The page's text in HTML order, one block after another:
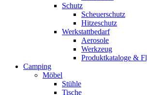
Schutz
Scheuerschutz
Hitzeschutz
Werkstattbedarf
Aerosole
Werkzeug
Produktkataloge &
Camping
Möbel
Stühle
Tische